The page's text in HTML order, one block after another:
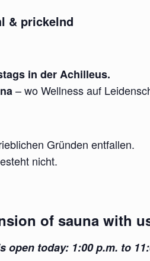
& prickelnd
in der Achilleus.
– wo Wellness auf
Gründen entfallen.
nicht.
of sauna with
open today: 1:00 p.m. to